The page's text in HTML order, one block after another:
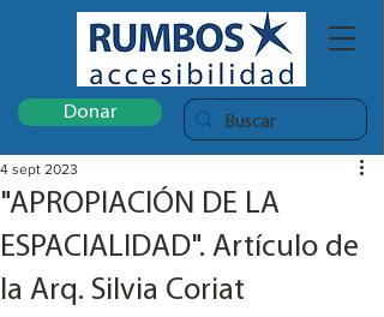
Donar
"APROPIACIÓN DE LA
ESPACIALIDAD". Artículo de
la Arq. Silvia Coriat
4 sept 2023